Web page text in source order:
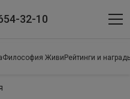
32-10
Философия Живи Рейтинги и